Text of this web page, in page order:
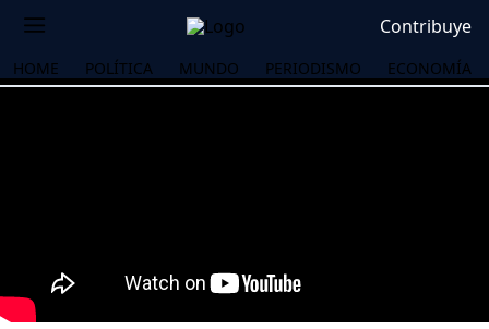
Contribuye
HOME POLÍTICA MUNDO PERIODISMO ECONOMÍA